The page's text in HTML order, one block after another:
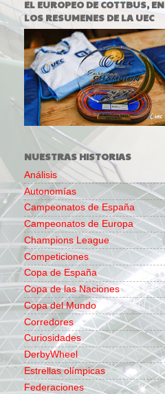
EL EUROPEO DE COTTBUS, EN
LOS RESUMENES DE LA UEC
NUESTRAS HISTORIAS
Análisis
Autonomías
Campeonatos de España
Campeonatos de Europa
Champions League
Competiciones
Copa de España
Copa de las Naciones
Copa del Mundo
Corredores
Curiosidades
DerbyWheel
Estrellas olímpicas
Federaciones